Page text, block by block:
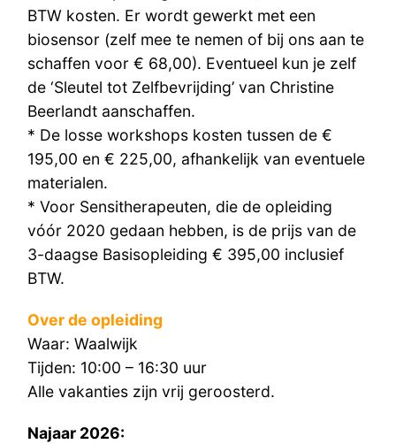
BTW kosten. Er wordt gewerkt met een
biosensor (zelf mee te nemen of bij ons aan te
schaffen voor € 68,00). Eventueel kun je zelf
de ‘Sleutel tot Zelfbevrijding’ van Christine
Beerlandt aanschaffen.
* De losse workshops kosten tussen de €
195,00 en € 225,00, afhankelijk van eventuele
materialen.
* Voor Sensitherapeuten, die de opleiding
vóór 2020 gedaan hebben, is de prijs van de
3-daagse Basisopleiding € 395,00 inclusief
BTW.
Over de opleiding
Waar: Waalwijk
Tijden: 10:00 – 16:30 uur
Alle vakanties zijn vrij geroosterd.
Najaar 2026: